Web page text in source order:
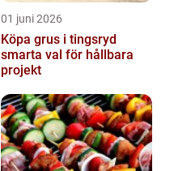
01 juni 2026
Köpa grus i tingsryd
smarta val för hållbara
projekt